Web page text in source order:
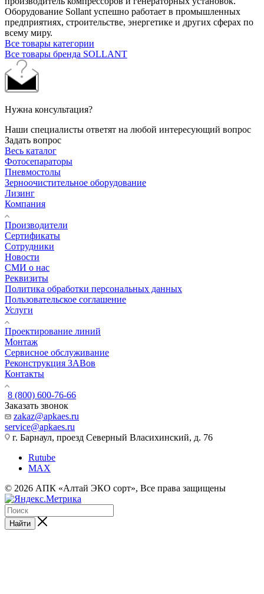
Оборудование Sollant успешно работает в промышленных
предприятиях, строительстве, энергетике и других сферах по
всему миру.
Все товары категории
Все товары бренда SOLLANT
Нужна консультация?
Наши специалисты ответят на любой интересующий вопрос
Задать вопрос
Весь каталог
Фотосепараторы
Пневмостолы
Зерноочистительное оборудование
Лизинг
Компания
Производители
Сертификаты
Сотрудники
Новости
СМИ о нас
Реквизиты
Политика обработки персональных данных
Пользовательское соглашение
Услуги
Проектирование линий
Монтаж
Сервисное обслуживание
Реконструкция ЗАВов
Контакты
8 (800) 600-76-66
Заказать звонок
zakaz@apkaes.ru
service@apkaes.ru
г. Барнаул, проезд Северный Власихинский, д. 76
Rutube
MAX
© 2026 АПК «Алтай ЭКО сорт», Все права защищены
Найти